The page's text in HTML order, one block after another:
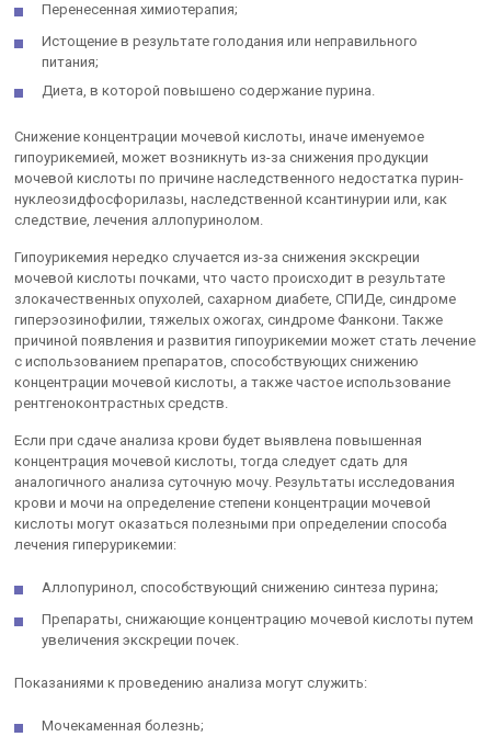
Перенесенная химиотерапия;
Истощение в результате голодания или неправильного
питания;
Диета, в которой повышено содержание пурина.
Снижение концентрации мочевой кислоты, иначе именуемое
гипоурикемией, может возникнуть из-за снижения продукции
мочевой кислоты по причине наследственного недостатка пурин-
нуклеозидфосфорилазы, наследственной ксантинурии или, как
следствие, лечения аллопуринолом.
Гипоурикемия нередко случается из-за снижения экскреции
мочевой кислоты почками, что часто происходит в результате
злокачественных опухолей, сахарном диабете, СПИДе, синдроме
гиперэозинофилии, тяжелых ожогах, синдроме Фанкони. Также
причиной появления и развития гипоурикемии может стать лечение
с использованием препаратов, способствующих снижению
концентрации мочевой кислоты, а также частое использование
рентгеноконтрастных средств.
Если при сдаче анализа крови будет выявлена повышенная
концентрация мочевой кислоты, тогда следует сдать для
аналогичного анализа суточную мочу. Результаты исследования
крови и мочи на определение степени концентрации мочевой
кислоты могут оказаться полезными при определении способа
лечения гиперурикемии:
Аллопуринол, способствующий снижению синтеза пурина;
Препараты, снижающие концентрацию мочевой кислоты путем
увеличения экскреции почек.
Показаниями к проведению анализа могут служить:
Мочекаменная болезнь;